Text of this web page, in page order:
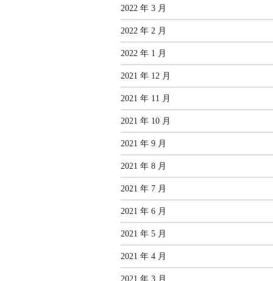
2022 年 3 月
2022 年 2 月
2022 年 1 月
2021 年 12 月
2021 年 11 月
2021 年 10 月
2021 年 9 月
2021 年 8 月
2021 年 7 月
2021 年 6 月
2021 年 5 月
2021 年 4 月
2021 年 3 月